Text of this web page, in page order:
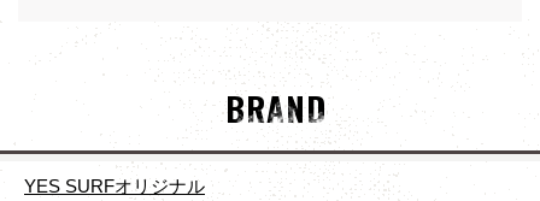
BRAND
YES SURFオリジナル